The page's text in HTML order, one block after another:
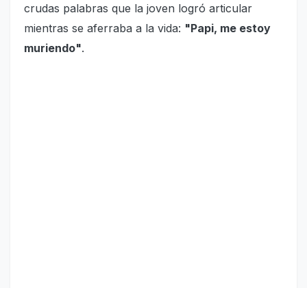
crudas palabras que la joven logró articular
mientras se aferraba a la vida: "Papi, me estoy
muriendo".